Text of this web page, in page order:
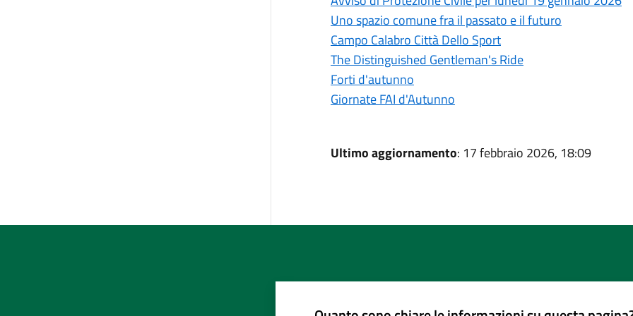
Uno spazio comune fra il passato e il futuro
Campo Calabro Città Dello Sport
The Distinguished Gentleman's Ride
Forti d'autunno
Giornate FAI d'Autunno
Ultimo aggiornamento: 17 febbraio 2026, 18:09